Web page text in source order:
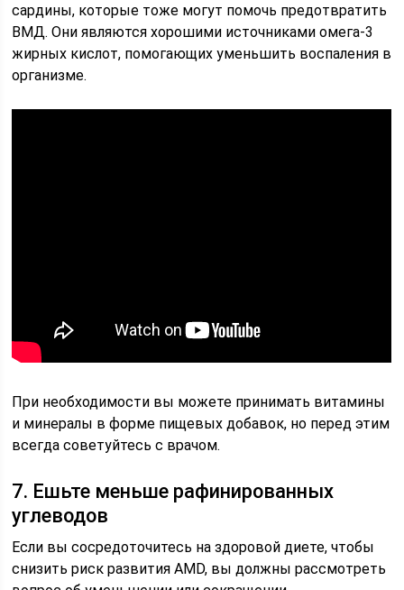
сардины, которые тоже могут помочь предотвратить
ВМД. Они являются хорошими источниками омега-3
жирных кислот, помогающих уменьшить воспаления в
организме.
При необходимости вы можете принимать витамины
и минералы в форме пищевых добавок, но перед этим
всегда советуйтесь с врачом.
7. Ешьте меньше рафинированных
углеводов
Если вы сосредоточитесь на здоровой диете, чтобы
снизить риск развития AMD, вы должны рассмотреть